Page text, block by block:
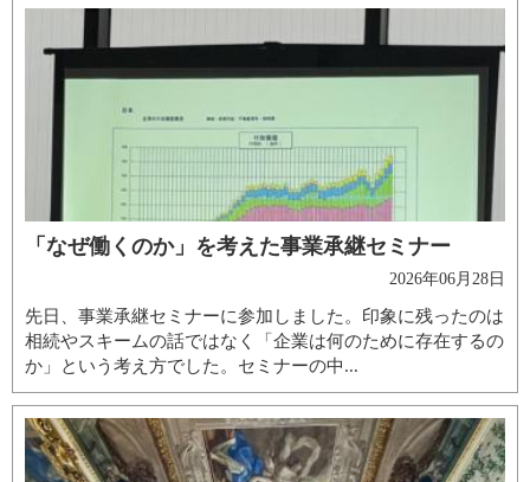
「なぜ働くのか」を考えた事業承継セミナー
2026年06月28日
先日、事業承継セミナーに参加しました。印象に残ったのは
相続やスキームの話ではなく「企業は何のために存在するの
か」という考え方でした。セミナーの中...